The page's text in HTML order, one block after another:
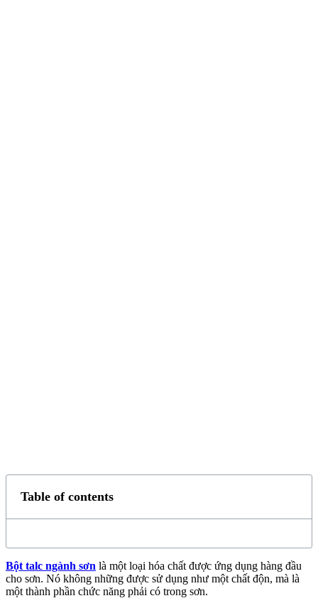
Table of contents
Bột talc ngành sơn là một loại hóa chất được ứng dụng hàng đầu
cho sơn. Nó không những được sử dụng như một chất độn, mà là
một thành phần chức năng phải có trong sơn.